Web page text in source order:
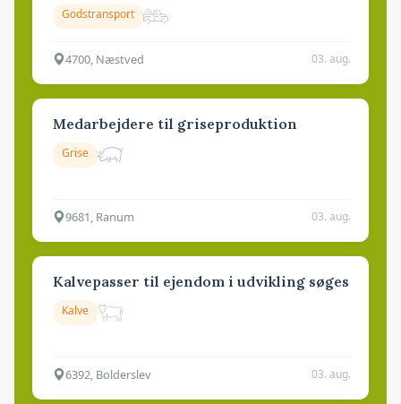
Godstransport
4700, Næstved 03. aug.
Medarbejdere til griseproduktion
Grise
9681, Ranum 03. aug.
Kalvepasser til ejendom i udvikling søges
Kalve
6392, Bolderslev 03. aug.